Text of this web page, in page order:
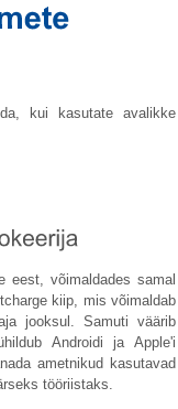
kui kasutate avalikke
eest, võimaldades samal
kiip, mis võimaldab
jooksul. Samuti väärib
Androidi ja Apple'i
ametnikud kasutavad
tööriistaks.